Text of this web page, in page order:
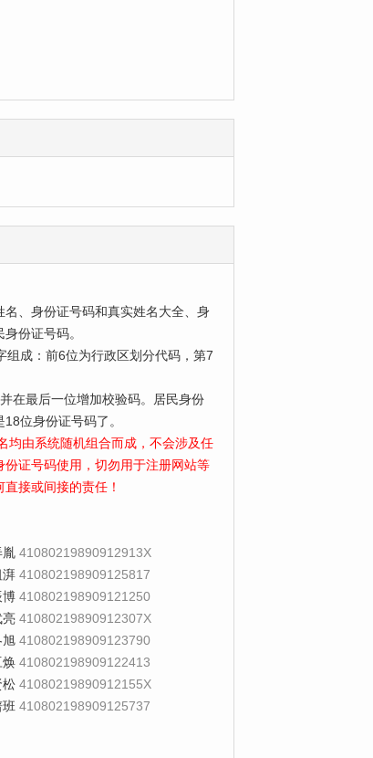
、身份证号码和真实姓名大全、身
份证号码。
成：前6位为行政区划分代码，第7
最后一位增加校验码。居民身份
位身份证号码了。
均由系统随机组合而成，不会涉及任
证号码使用，切勿用于注册网站等
接或间接的责任！
胤 41080219890912913X
湃 410802198909125817
博 410802198909121250
亮 41080219890912307X
旭 410802198909123790
焕 410802198909122413
松 41080219890912155X
410802198909125737